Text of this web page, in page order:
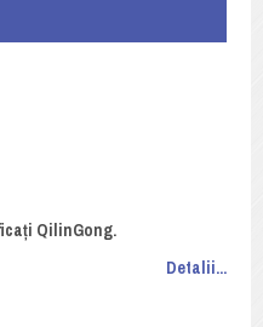
QilinGong.
Detalii...